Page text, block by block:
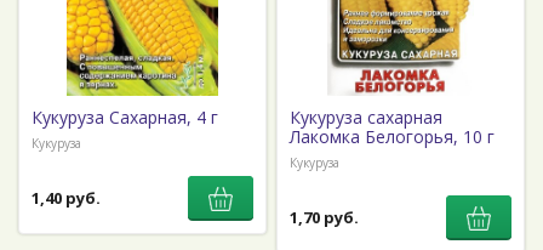
Кукуруза Сахарная, 4 г
Кукуруза
1,40 руб.
Кукуруза сахарная
Лакомка Белогорья, 10 г
Кукуруза
1,70 руб.